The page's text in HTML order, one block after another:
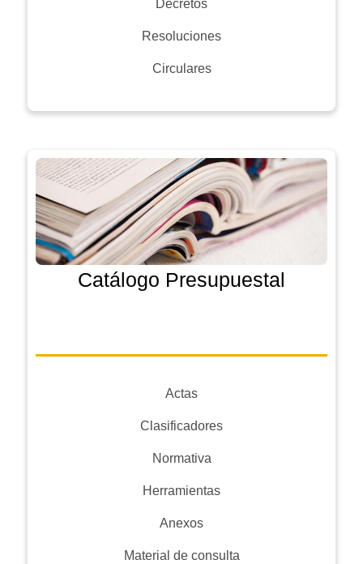
Decretos
Resoluciones
Circulares
Catálogo Presupuestal
Actas
Clasificadores
Normativa
Herramientas
Anexos
Material de consulta